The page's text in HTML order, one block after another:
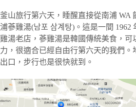
釜山旅行第六天，睡醒直接從南浦 WA
浦蔘雞湯(남포 삼계탕)。這是一間 1962
雞湯老店，蔘雞湯是韓國傳統美食，可
力，很適合已經自由行第六天的我們。
出口，步行也是很快就到。